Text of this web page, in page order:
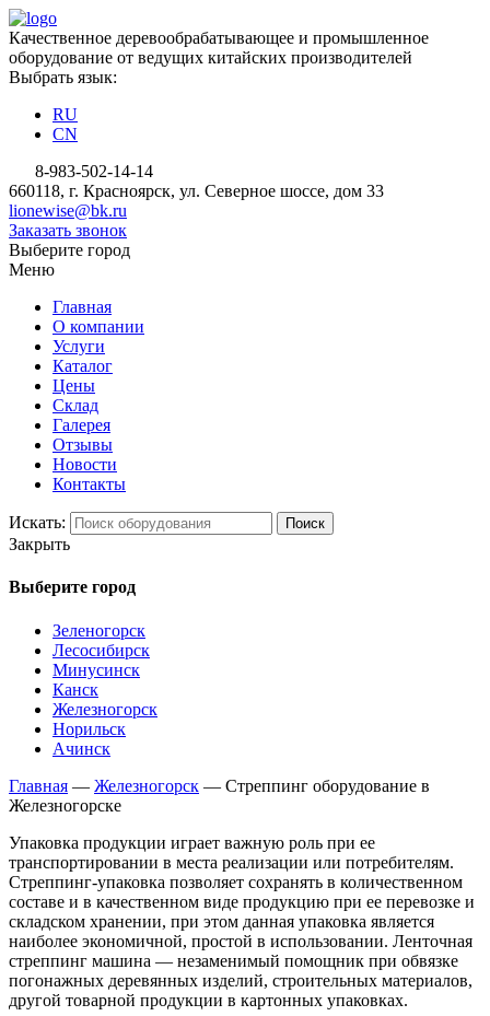
Качественное деревообрабатывающее и промышленное
оборудование от ведущих китайских производителей
Выбрать язык:
RU
CN
8-983-502-14-14
660118, г. Красноярск, ул. Северное шоссе, дом 33
lionewise@bk.ru
Заказать звонок
Выберите город
Меню
Главная
О компании
Услуги
Каталог
Цены
Склад
Галерея
Отзывы
Новости
Контакты
Искать: Поиск
Закрыть
Выберите город
Зеленогорск
Лесосибирск
Минусинск
Канск
Железногорск
Норильск
Ачинск
Главная — Железногорск — Стреппинг оборудование в
Железногорске
Упаковка продукции играет важную роль при ее
транспортировании в места реализации или потребителям.
Стреппинг-упаковка позволяет сохранять в количественном
составе и в качественном виде продукцию при ее перевозке и
складском хранении, при этом данная упаковка является
наиболее экономичной, простой в использовании. Ленточная
стреппинг машина — незаменимый помощник при обвязке
погонажных деревянных изделий, строительных материалов,
другой товарной продукции в картонных упаковках.